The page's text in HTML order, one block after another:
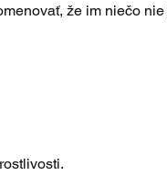
že im niečo